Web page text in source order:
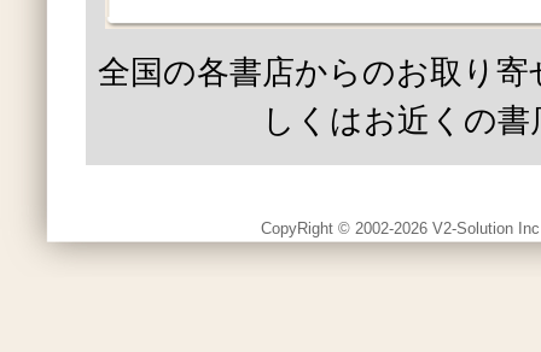
全国の各書店からのお取り
しくはお近くの書
CopyRight © 2002-2026 V2-Solution